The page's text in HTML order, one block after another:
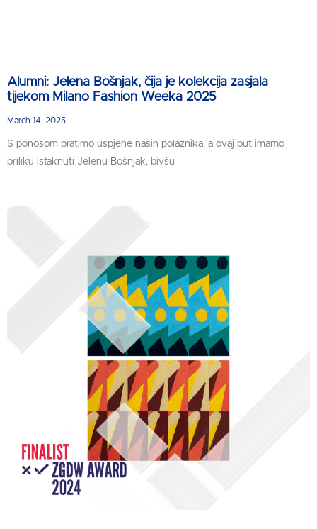
Alumni: Jelena Bošnjak, čija je kolekcija zasjala
tijekom Milano Fashion Weeka 2025
March 14, 2025
S ponosom pratimo uspjehe naših polaznika, a ovaj put imamo
priliku istaknuti Jelenu Bošnjak, bivšu